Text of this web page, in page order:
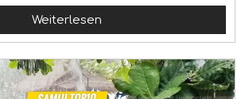
Weiterlesen